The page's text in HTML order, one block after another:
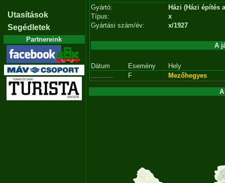
Utasítások
Segédletek
Partnereink
Gyártó:
Házi (Házi építés
Típus:
x
Gyártási szám/év:
x/1927
A
Dátum Esemény
Hely
...........
F Mezőhegyes